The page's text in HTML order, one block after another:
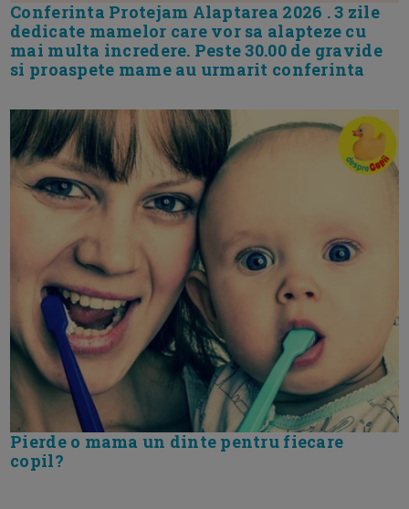
Conferinta Protejam Alaptarea 2026 . 3 zile
dedicate mamelor care vor sa alapteze cu
mai multa incredere. Peste 30.00 de gravide
si proaspete mame au urmarit conferinta
Pierde o mama un dinte pentru fiecare
copil?